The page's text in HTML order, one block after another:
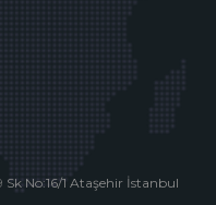
No:16/1 Ataşehir İstanbul